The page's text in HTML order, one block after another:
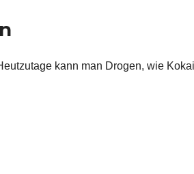
kann man Drogen, wie